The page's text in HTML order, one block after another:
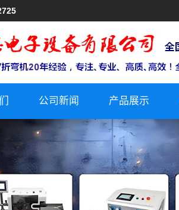
公司新闻 产品展示